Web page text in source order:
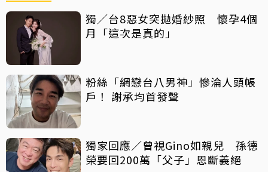
獨／台8惡女突拋婚紗照 懷孕4個
月「這次是真的」
粉絲「網戀台八男神」慘淪人頭帳
戶！ 謝承均首發聲
獨家回應／曾視Gino如親兒 孫德
榮要回200萬「父子」恩斷義絕